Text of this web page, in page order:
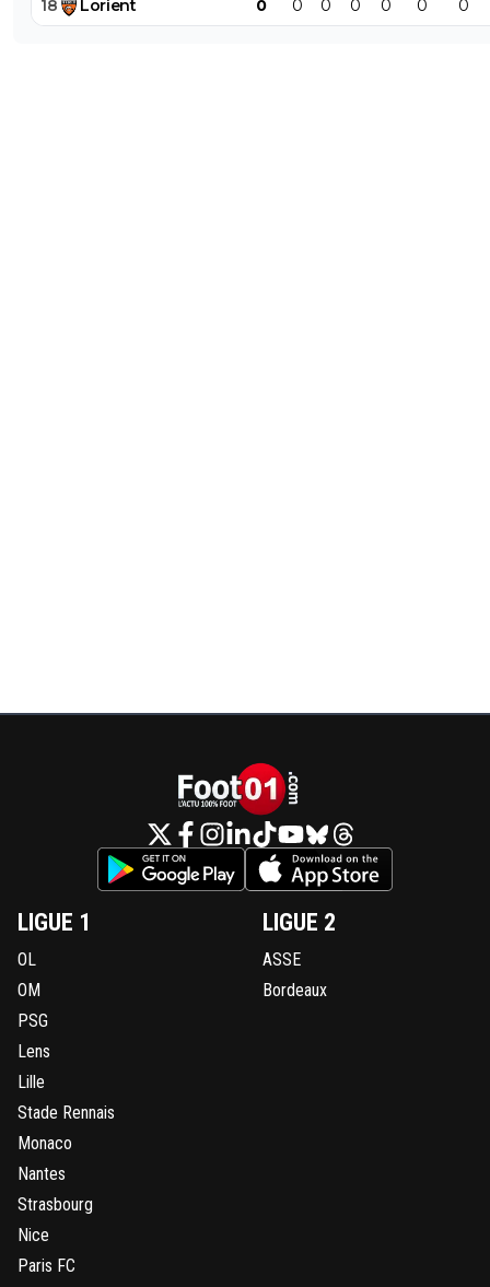
18 Lorient 0 0 0 0 0 0 0
LIGUE 1
OL
OM
PSG
Lens
Lille
Stade Rennais
Monaco
Nantes
Strasbourg
Nice
Paris FC
LIGUE 2
ASSE
Bordeaux